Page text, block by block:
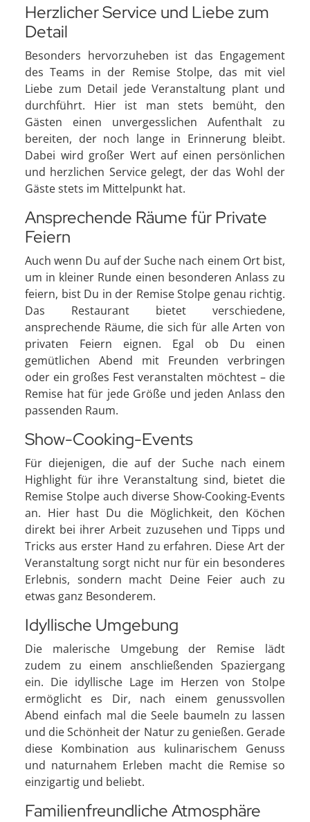
Herzlicher Service und Liebe zum
Detail
Besonders hervorzuheben ist das Engagement
des Teams in der Remise Stolpe, das mit viel
Liebe zum Detail jede Veranstaltung plant und
durchführt. Hier ist man stets bemüht, den
Gästen einen unvergesslichen Aufenthalt zu
bereiten, der noch lange in Erinnerung bleibt.
Dabei wird großer Wert auf einen persönlichen
und herzlichen Service gelegt, der das Wohl der
Gäste stets im Mittelpunkt hat.
Ansprechende Räume für Private
Feiern
Auch wenn Du auf der Suche nach einem Ort bist,
um in kleiner Runde einen besonderen Anlass zu
feiern, bist Du in der Remise Stolpe genau richtig.
Das Restaurant bietet verschiedene,
ansprechende Räume, die sich für alle Arten von
privaten Feiern eignen. Egal ob Du einen
gemütlichen Abend mit Freunden verbringen
oder ein großes Fest veranstalten möchtest – die
Remise hat für jede Größe und jeden Anlass den
passenden Raum.
Show-Cooking-Events
Für diejenigen, die auf der Suche nach einem
Highlight für ihre Veranstaltung sind, bietet die
Remise Stolpe auch diverse Show-Cooking-Events
an. Hier hast Du die Möglichkeit, den Köchen
direkt bei ihrer Arbeit zuzusehen und Tipps und
Tricks aus erster Hand zu erfahren. Diese Art der
Veranstaltung sorgt nicht nur für ein besonderes
Erlebnis, sondern macht Deine Feier auch zu
etwas ganz Besonderem.
Idyllische Umgebung
Die malerische Umgebung der Remise lädt
zudem zu einem anschließenden Spaziergang
ein. Die idyllische Lage im Herzen von Stolpe
ermöglicht es Dir, nach einem genussvollen
Abend einfach mal die Seele baumeln zu lassen
und die Schönheit der Natur zu genießen. Gerade
diese Kombination aus kulinarischem Genuss
und naturnahem Erleben macht die Remise so
einzigartig und beliebt.
Familienfreundliche Atmosphäre